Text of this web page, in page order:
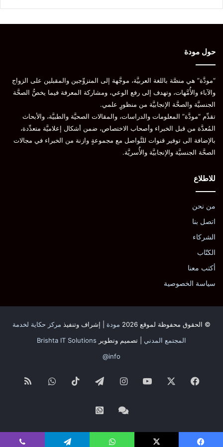
الالتهابات الفطريَّة المهبليَّة
التهابات فطريَّة قضيبيَّة الجنس الفموي المهبلي
الحكَّة تحاميل مهبليَّة
كلوتريمازول ميكونازول
نظافة الأعضاء التناسليَّة
حول مودة
“مودَّة” هي منصَّة باللغة العربيَّة، موجَّهة إلى المتزوِّجين والمقبلين على الزواج
والآباء والأُمَّهات، وتهدف إلى رفع الوعي، ومشاركة المعرفة فيما يخصُّ الصحَّة
الجنسيَّة والصحَّة الإنجابيَّة من منظورٍ علمي.
تقدِّم “مودَّة” المعلومات والدراسات، والمقالات الصحيَّة والطبيَّة، والأبحاث
المُعدَّة من قبل الخبراء وأصحاب الاختصاص، ضمن أشكال إعلاميَّة متعدِّدة،
بالإضافة الى توفير قنوات للتَّواصل مع مجموعةٍ وازنة من الخبراء في مجالات
الصحَّة الجنسيَّة والإنجابيَّة والأُسريَّة.
للاطلاع
من نحن
اتصل بنا
الشركاء
الكتّاب
أكتب معنا
سياسة الخصوصية
© الحقوق محفوظة لموقع 2026 مودة | إشراف وتنفيذ مركز حكاية لخدمة
المجتمع المدني | تصميم وتطوير Brishta IT Solutions
info@
فيسبوك ‫YouTubeانستقرامتيلقرام ‫TikTokواتسابملخص
Facebook
Channel
Whatsapp
Channel